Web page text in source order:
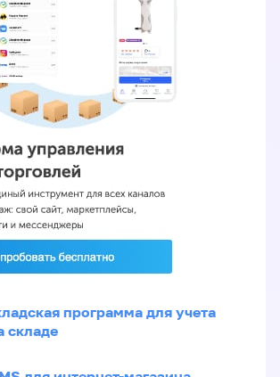
программа для учета
складе